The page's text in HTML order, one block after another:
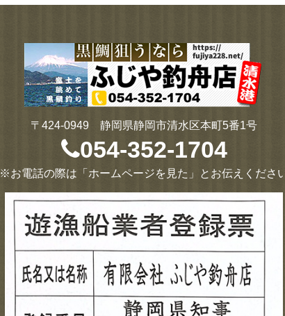
〒424-0949 静岡県静岡市清水区本町5番1号
054-352-1704
※お電話の際は「ホームページを見た」とお伝えくださ